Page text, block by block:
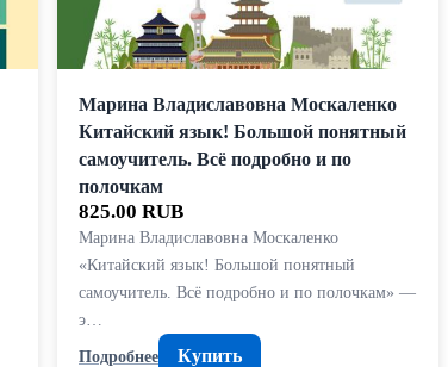
Марина Владиславовна Москаленко
Китайский язык! Большой понятный
самоучитель. Всё подробно и по
полочкам
825.00 RUB
Марина Владиславовна Москаленко
«Китайский язык! Большой понятный
самоучитель. Всё подробно и по полочкам» —
э…
Подробнее
Купить